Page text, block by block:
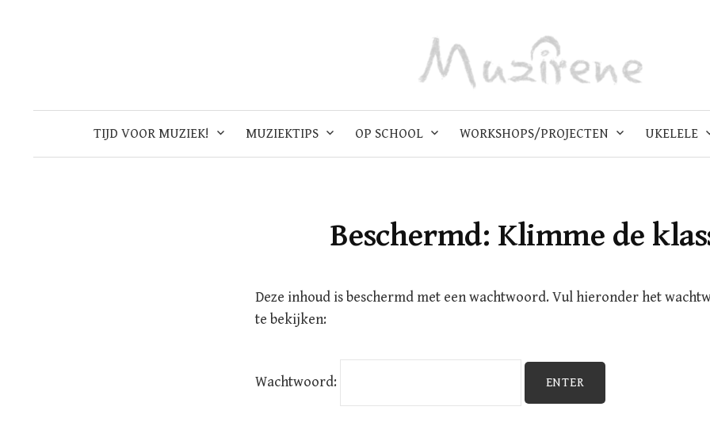
TIJD VOOR MUZIEK! MUZIEKTIPS OP SCHOOL WORKSHOPS/PROJECTEN UKELELE
Beschermd: Klimme de
Deze inhoud is beschermd met een wachtwoord. Vul hieronder het
te bekijken:
Wachtwoord: